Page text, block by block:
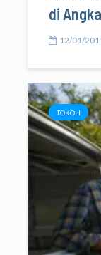
di
12/01/
TOKOH